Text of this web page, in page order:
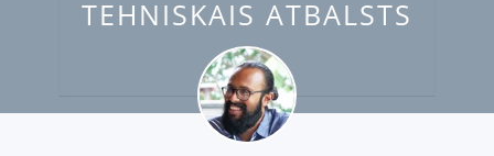
TEHNISKAIS ATBALSTS